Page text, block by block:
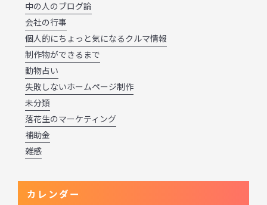
中の人のブログ論
会社の行事
個人的にちょっと気になるクルマ情報
制作物ができるまで
動物占い
失敗しないホームページ制作
未分類
落花生のマーケティング
補助金
雑感
カレンダー